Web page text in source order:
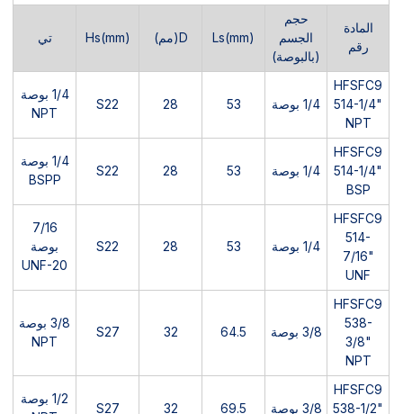
المادة
رقم
حجم
الجسم
(بالبوصة)
Ls(mm) D(مم) Hs(mm) تي
HFSFC9
514-1/4"
NPT
1/4 بوصة 53
28
S22
1/4 بوصة
NPT
HFSFC9
514-1/4"
BSP
1/4 بوصة 53
28
S22
1/4 بوصة
BSPP
HFSFC9
514-
7/16"
UNF
1/4 بوصة 53
28
S22
7/16
بوصة
UNF-20
HFSFC9
538-
3/8"
NPT
3/8 بوصة 64.5
32
S27
3/8 بوصة
NPT
HFSFC9
538-1/2"
3/8 بوصة 69.5
32
S27
1/2 بوصة